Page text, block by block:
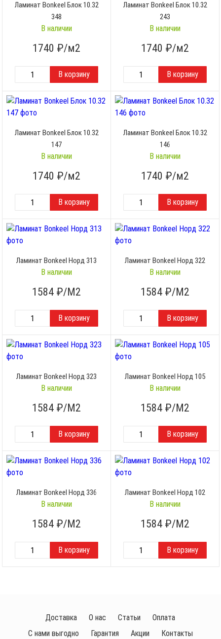
Ламинат Bonkeel Блок 10.32
348
В наличии
1740 ₽/м2
Ламинат Bonkeel Блок 10.32
243
В наличии
1740 ₽/м2
Ламинат Bonkeel Блок 10.32
147
В наличии
1740 ₽/м2
Ламинат Bonkeel Блок 10.32
146
В наличии
1740 ₽/м2
Ламинат Bonkeel Норд 313
В наличии
1584 ₽/М2
Ламинат Bonkeel Норд 322
В наличии
1584 ₽/М2
Ламинат Bonkeel Норд 323
В наличии
1584 ₽/М2
Ламинат Bonkeel Норд 105
В наличии
1584 ₽/М2
Ламинат Bonkeel Норд 336
В наличии
1584 ₽/М2
Ламинат Bonkeel Норд 102
В наличии
1584 ₽/М2
Доставка О нас Статьи
Оплата
С нами выгодно
Гарантия Акции Контакты